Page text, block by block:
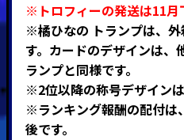
※トロフィーの発送は11月
※橘ひなの トランプは、
す。カードのデザインは、
ランプと同様です。
※2位以降の称号デザインは
※ランキング報酬の配付は
後です。